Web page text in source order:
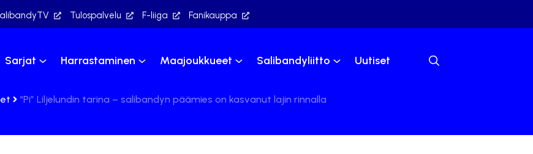
Tulospalvelu F-liiga Fanikauppa
Sarjat Harrastaminen Maajoukkueet Salibandyliitto Uutiset
“Pi” Liljelundin tarina – salibandyn päämies on kasvanut lajin rinnalla